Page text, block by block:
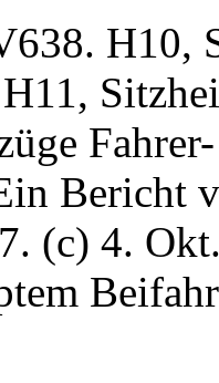
H10,
Bericht
(c) 4.